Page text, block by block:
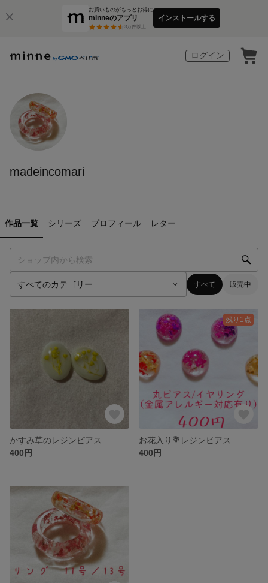
お買いものがもっとお得に
minneのアプリ
3万件以上
インストールする
ログイン
madeincomari
作品一覧 シリーズ プロフィール レター
すべて 販売中
かすみ草のレジンピアス
400円
残り1点
お花入り💐レジンピアス
400円